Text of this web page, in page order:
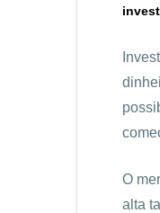
O
alta